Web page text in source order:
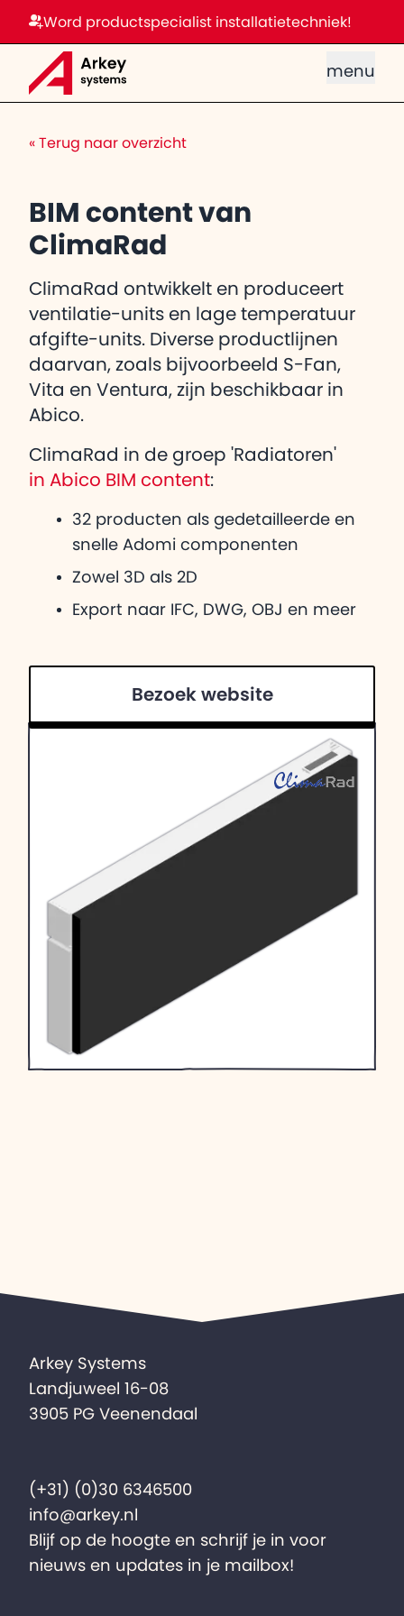
Word productspecialist installatietechniek!
menu
« Terug naar overzicht
BIM content van
ClimaRad
ClimaRad ontwikkelt en produceert
ventilatie-units en lage temperatuur
afgifte-units. Diverse productlijnen
daarvan, zoals bijvoorbeeld S-Fan,
Vita en Ventura, zijn beschikbaar in
Abico.
ClimaRad in de groep 'Radiatoren'
in Abico BIM content:
32 producten als gedetailleerde en
snelle Adomi componenten
Zowel 3D als 2D
Export naar IFC, DWG, OBJ en meer
Bezoek website
Arkey Systems
Landjuweel 16-08
3905 PG Veenendaal
(+31) (0)30 6346500
info@arkey.nl
Blijf op de hoogte en schrijf je in voor
nieuws en updates in je mailbox!